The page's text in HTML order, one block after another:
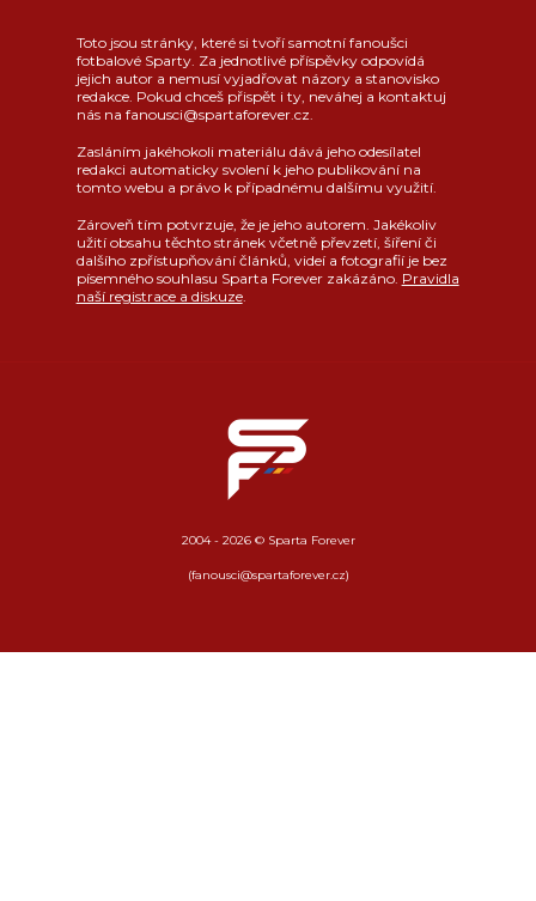
Toto jsou stránky, které si tvoří samotní fanoušci
fotbalové Sparty. Za jednotlivé příspěvky odpovídá
jejich autor a nemusí vyjadřovat názory a stanovisko
redakce. Pokud chceš přispět i ty, neváhej a kontaktuj
nás na fanousci@spartaforever.cz.
Zasláním jakéhokoli materiálu dává jeho odesílatel
redakci automaticky svolení k jeho publikování na
tomto webu a právo k případnému dalšímu využití.
Zároveň tím potvrzuje, že je jeho autorem. Jakékoliv
užití obsahu těchto stránek včetně převzetí, šíření či
dalšího zpřístupňování článků, videí a fotografií je bez
písemného souhlasu Sparta Forever zakázáno. Pravidla
naší registrace a diskuze.
2004 - 2026 © Sparta Forever
(fanousci@spartaforever.cz)